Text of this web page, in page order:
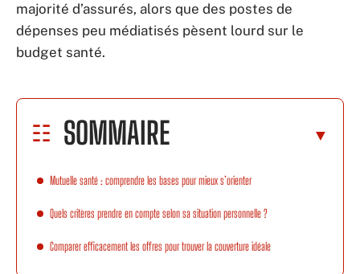
majorité d’assurés, alors que des postes de
dépenses peu médiatisés pèsent lourd sur le
budget santé.
SOMMAIRE
Mutuelle santé : comprendre les bases pour mieux s’orienter
Quels critères prendre en compte selon sa situation personnelle ?
Comparer efficacement les offres pour trouver la couverture idéale